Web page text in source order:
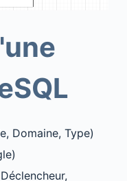
Domaine, Type)